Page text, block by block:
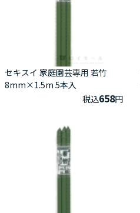
セキスイ 家庭園芸専用 若竹
8mm×1.5m 5本入
税込658円